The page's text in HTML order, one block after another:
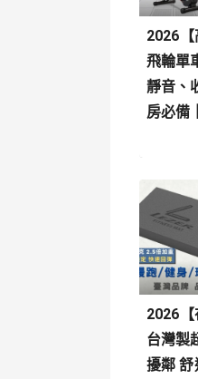
2026
飛輪單
靜音、
房必備
2026
台灣製
擾鄰 舒